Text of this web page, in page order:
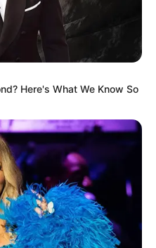
Here's What We Know So